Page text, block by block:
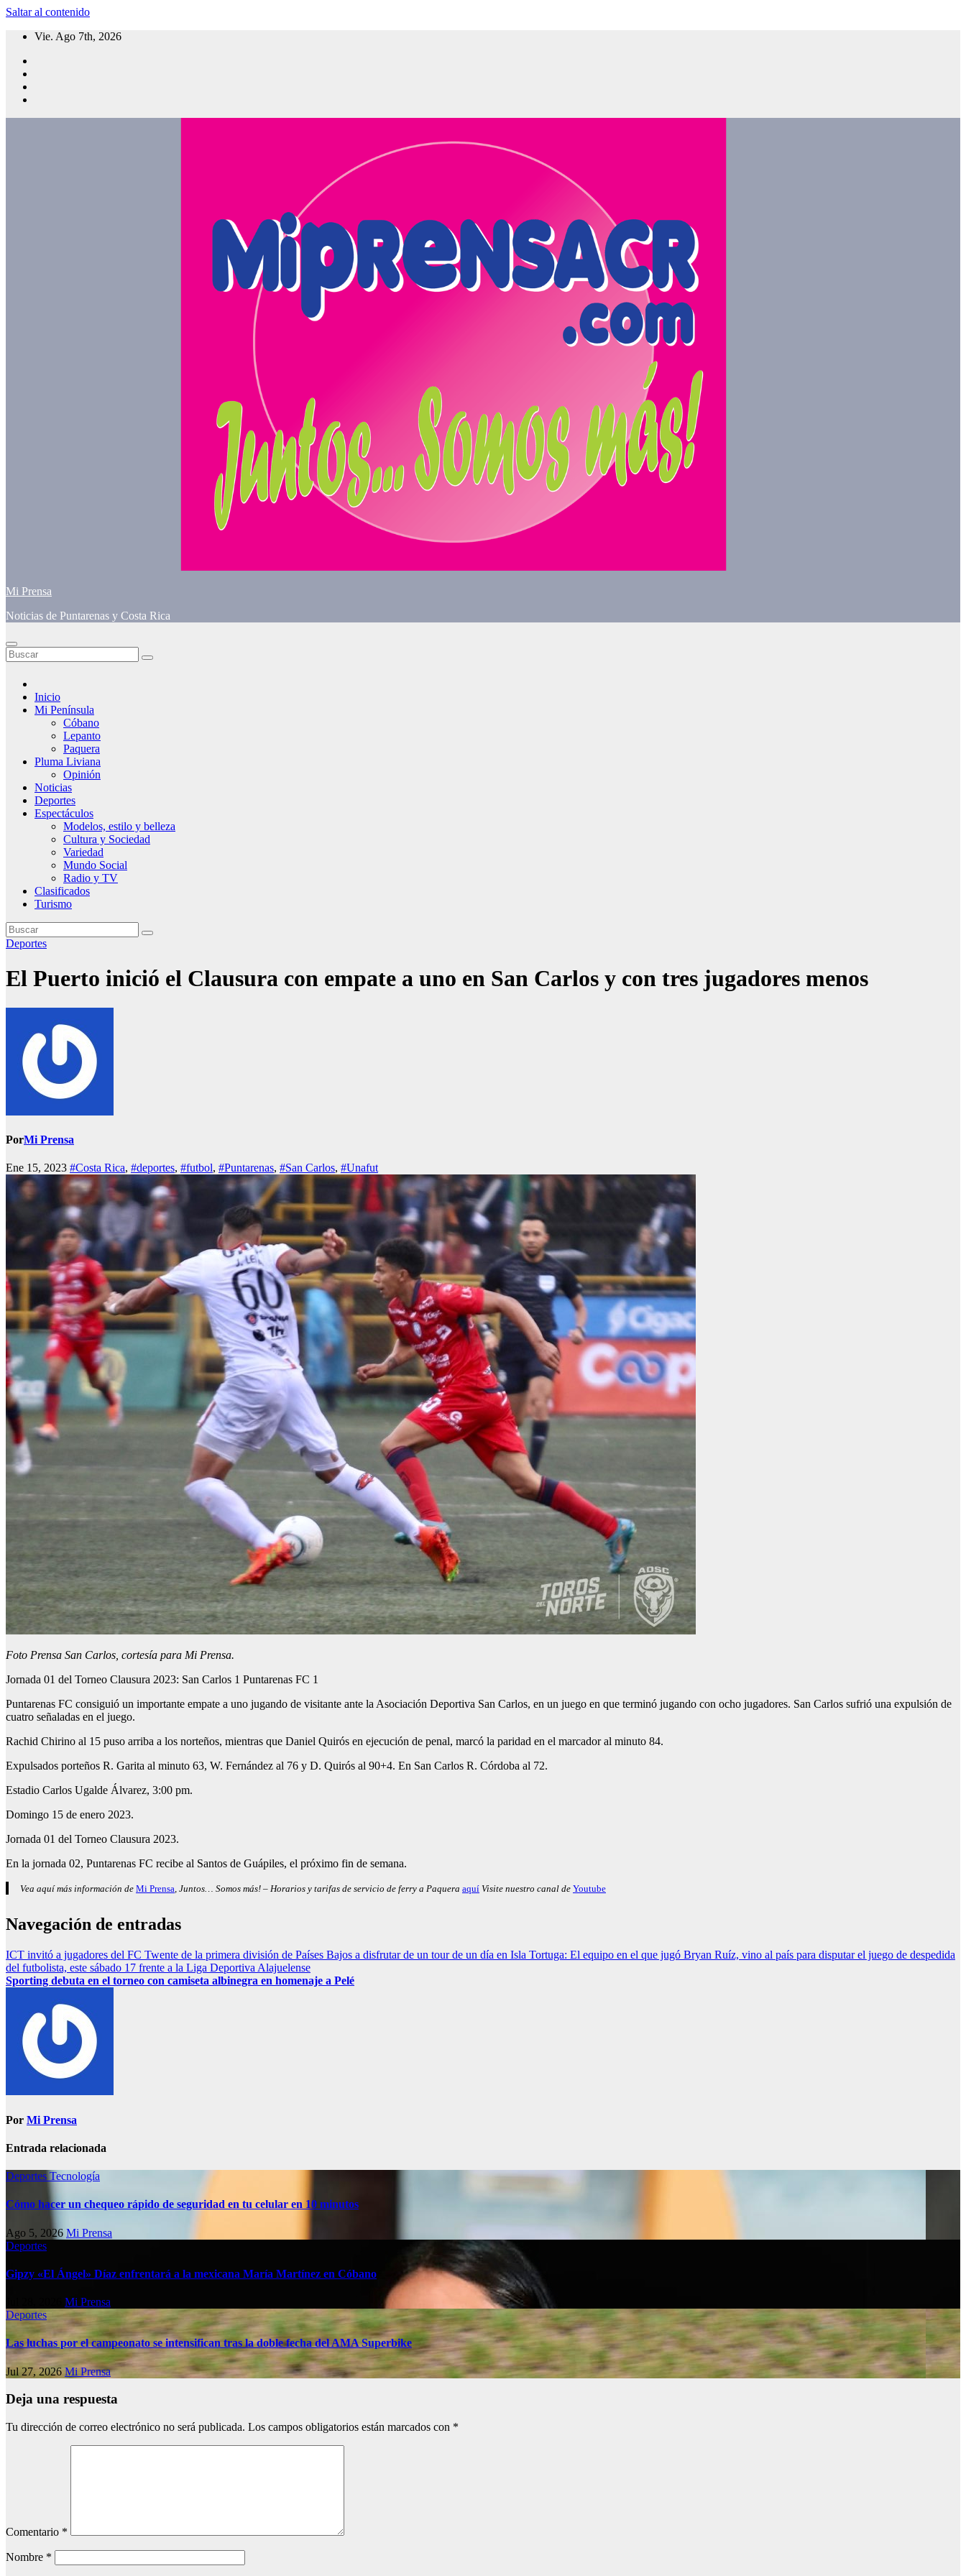
Saltar al contenido
Vie. Ago 7th, 2026
Mi Prensa
Noticias de Puntarenas y Costa Rica
Inicio
Mi Península
Cóbano
Lepanto
Paquera
Pluma Liviana
Opinión
Noticias
Deportes
Espectáculos
Modelos, estilo y belleza
Cultura y Sociedad
Variedad
Mundo Social
Radio y TV
Clasificados
Turismo
Deportes
El Puerto inició el Clausura con empate a uno en San Carlos y con tres jugadores menos
PorMi Prensa
Ene 15, 2023 #Costa Rica, #deportes, #futbol, #Puntarenas, #San Carlos, #Unafut
Foto Prensa San Carlos, cortesía para Mi Prensa.
Jornada 01 del Torneo Clausura 2023: San Carlos 1 Puntarenas FC 1
Puntarenas FC consiguió un importante empate a uno jugando de visitante ante la Asociación Deportiva San Carlos, en un juego en que terminó jugando con ocho jugadores. San Carlos sufrió una expulsión de
cuatro señaladas en el juego.
Rachid Chirino al 15 puso arriba a los norteños, mientras que Daniel Quirós en ejecución de penal, marcó la paridad en el marcador al minuto 84.
Expulsados porteños R. Garita al minuto 63, W. Fernández al 76 y D. Quirós al 90+4. En San Carlos R. Córdoba al 72.
Estadio Carlos Ugalde Álvarez, 3:00 pm.
Domingo 15 de enero 2023.
Jornada 01 del Torneo Clausura 2023.
En la jornada 02, Puntarenas FC recibe al Santos de Guápiles, el próximo fin de semana.
Vea aquí más información de Mi Prensa, Juntos… Somos más! – Horarios y tarifas de servicio de ferry a Paquera aquí Visite nuestro canal de Youtube
Navegación de entradas
ICT invitó a jugadores del FC Twente de la primera división de Países Bajos a disfrutar de un tour de un día en Isla Tortuga: El equipo en el que jugó Bryan Ruíz, vino al país para disputar el juego de despedida
del futbolista, este sábado 17 frente a la Liga Deportiva Alajuelense
Sporting debuta en el torneo con camiseta albinegra en homenaje a Pelé
Por Mi Prensa
Entrada relacionada
Deportes Tecnología
Cómo hacer un chequeo rápido de seguridad en tu celular en 10 minutos
Ago 5, 2026 Mi Prensa
Deportes
Gipzy «El Ángel» Díaz enfrentará a la mexicana María Martínez en Cóbano
Mi Prensa
Deportes
Las luchas por el campeonato se intensifican tras la doble fecha del AMA Superbike
Jul 27, 2026Mi Prensa
Deja una respuesta
Tu dirección de correo electrónico no será publicada. Los campos obligatorios están marcados con *
Comentario *
Nombre *